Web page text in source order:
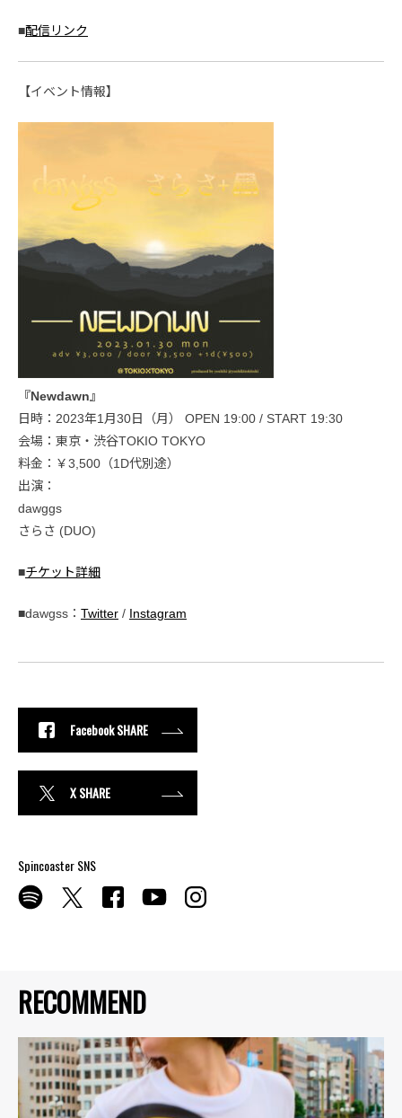
RECOMMEND
■配信リンク
【イベント情報】
『Newdawn』
日時：2023年1月30日（月） OPEN 19:00 / START 19:30
会場：東京・渋谷TOKIO TOKYO
料金：￥3,500（1D代別途）
出演：
dawggs
さらさ (DUO)
■チケット詳細
■dawgss： Twitter / Instagram
Facebook SHARE
X SHARE
Spincoaster SNS